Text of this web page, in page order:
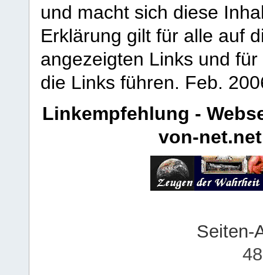
und macht sich diese
Erklärung gilt für alle auf
angezeigten Links und
die Links führen. Feb.
Linkempfehlung -
von-net.net
Seiten-